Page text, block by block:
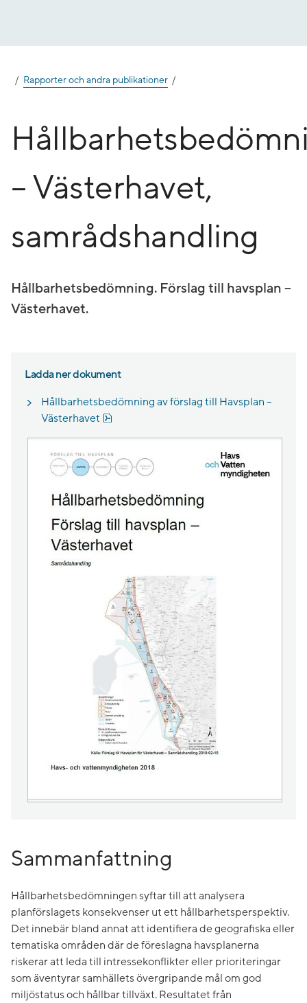
Rapporter och andra publikationer
– Västerhavet,
samrådshandling
Hållbarhetsbedömning. Förslag till havsplan –
Västerhavet.
Ladda ner dokument
Hållbarhetsbedömning av förslag till Havsplan –
Västerhavet
Sammanfattning
Hållbarhetsbedömningen syftar till att analysera
planförslagets konsekvenser ut ett hållbarhetsperspektiv.
Det innebär bland annat att identifiera de geografiska eller
tematiska områden där de föreslagna havsplanerna
riskerar att leda till intressekonflikter eller prioriteringar
som äventyrar samhällets övergripande mål om god
miljöstatus och hållbar tillväxt. Resultatet från